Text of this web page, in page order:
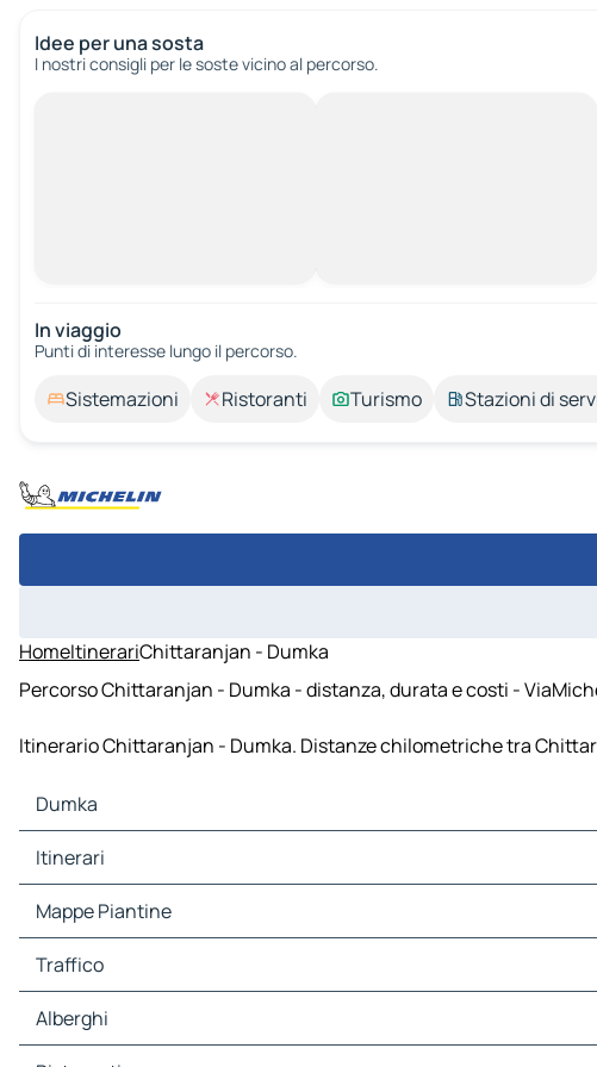
Idee per una sosta
I nostri consigli per le soste vicino al percorso.
In viaggio
Punti di interesse lungo il percorso.
Sistemazioni Ristoranti Turismo Stazioni di
HomeItinerariChittaranjan - Dumka
Percorso Chittaranjan - Dumka - distanza, durata e costi -
Itinerario Chittaranjan - Dumka. Distanze chilometriche tra
Dumka
Dumka Mappe Piantine
Dumka Traffico
Dumka Alberghi
Dumka Ristoranti
Dumka Stazioni-di-servizio
Itinerari
Mappe Piantine
Traffico
Alberghi